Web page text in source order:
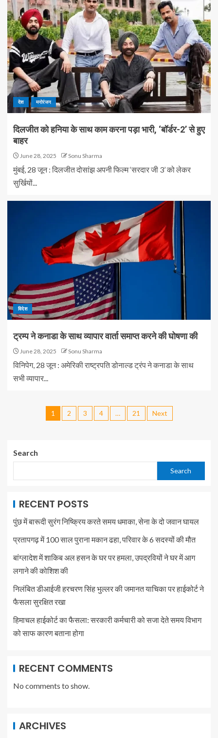
देश मनोरंजन
दिलजीत को हनिया के साथ काम करना पड़ा भारी, ‘बॉर्डर-2’ से हुए
बाहर
June 28, 2025 Sonu Sharma
मुंबई, 28 जून : दिलजीत दोसांझ अपनी फिल्म ‘सरदार जी 3’ को लेकर
सुर्खियों...
विदेश
ट्रम्प ने कनाडा के साथ व्यापार वार्ता समाप्त करने की घोषणा की
June 28, 2025 Sonu Sharma
विनिपेग, 28 जून : अमेरिकी राष्ट्रपति डोनाल्ड ट्रंप ने कनाडा के साथ
सभी व्यापार...
1 2 3 4 … 21 Next
Search
Search
RECENT POSTS
पुंछ में बारूदी सुरंग निष्क्रिय करते समय धमाका, सेना के दो जवान घायल
प्रतापगढ़ में 100 साल पुराना मकान ढहा, परिवार के 6 सदस्यों की मौत
बांग्लादेश में शाकिब अल हसन के घर पर हमला, उपद्रवियों ने घर में आग
लगाने की कोशिश की
निलंबित डीआईजी हरचरण सिंह भुल्लर की जमानत याचिका पर हाईकोर्ट ने
फैसला सुरक्षित रखा
हिमाचल हाईकोर्ट का फैसला: सरकारी कर्मचारी को सजा देते समय विभाग
को साफ कारण बताना होगा
RECENT COMMENTS
No comments to show.
ARCHIVES